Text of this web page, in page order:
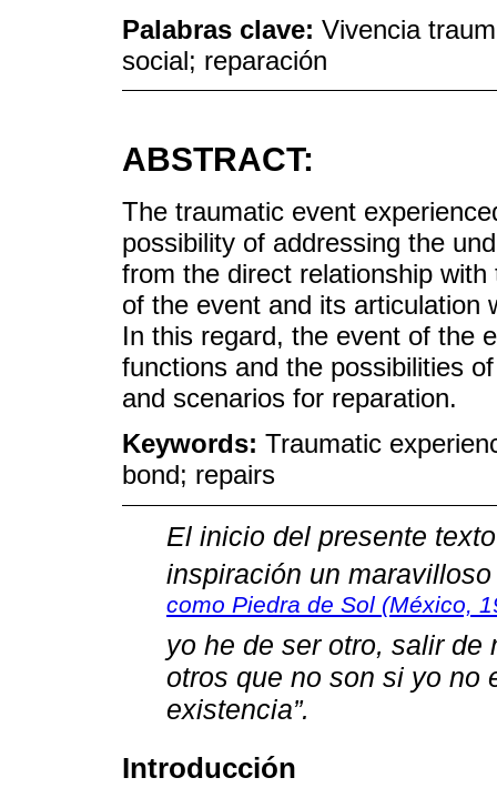
Palabras clave: Vivencia
social; reparación
ABSTRACT:
The traumatic event
possibility of addressing the
from the direct relationship
of the event and its articulation
In this regard, the event of the
functions and the possibilities
and scenarios for reparation.
Keywords: Traumatic
bond; repairs
El inicio del presente
inspiración un
como Piedra de Sol (México,
yo he de ser otro, salir
otros que no son si yo no
existencia”.
Introducción